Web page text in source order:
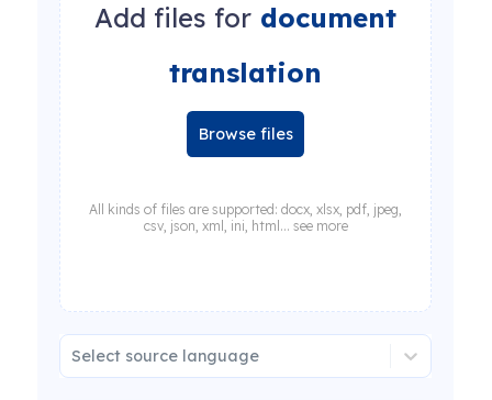
Add files for document
translation
Browse files
All kinds of files are supported: docx, xlsx, pdf, jpeg,
csv, json, xml, ini, html... see more
Select source language